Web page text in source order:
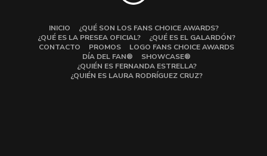
INICIO
¿QUÉ SON LOS FANS CHOICE AWARDS?
¿QUÉ ES LA PRESEA OFICIAL?
¿QUÉ ES EL GALARDÓN?
CONTACTO
PROMOS
LOGO FANS CHOICE AWARDS
DÍA DEL FAN®
SHOWCASE®
¿QUIÉN ES FERNANDA ESTRELLA?
¿QUIÉN ES LAURA RODRÍGUEZ CRUZ?